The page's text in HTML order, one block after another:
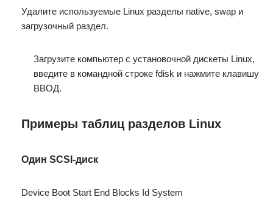
Удалите используемые Linux разделы native, swap и
загрузочный раздел.
Загрузите компьютер с установочной дискеты Linux,
введите в командной строке fdisk и нажмите клавишу
ВВОД.
Примеры таблиц разделов Linux
Один SCSI-диск
Device Boot Start End Blocks Id System